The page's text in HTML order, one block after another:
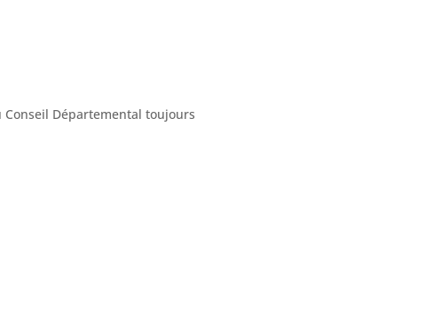
Conseil Départemental toujours